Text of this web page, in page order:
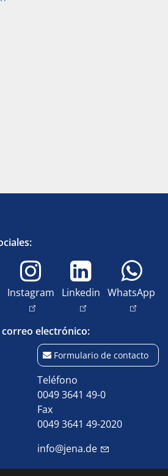
Instagram Linkedin WhatsApp
electrónico:
Formulario de contacto
Teléfono
0049 3641 49-0
Fax
0049 3641 49-2020
info@jena.de